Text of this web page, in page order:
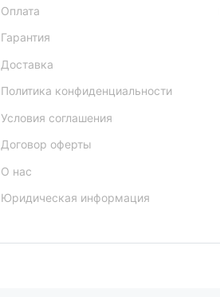
Оплата
Гарантия
Доставка
Политика конфиденциальности
Условия соглашения
Договор оферты
О нас
Юридическая информация